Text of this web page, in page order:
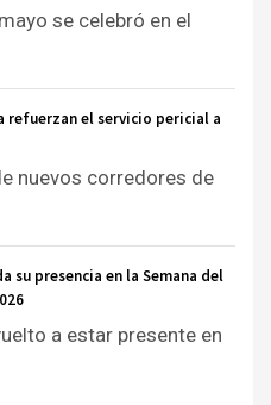
se celebró en el
refuerzan el servicio pericial a
nuevos corredores de
su presencia en la Semana del
a estar presente en